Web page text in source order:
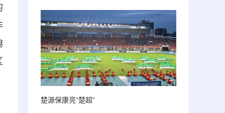
楚源保康亮“楚超”